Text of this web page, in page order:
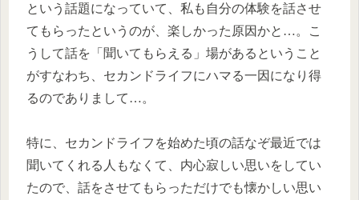
という話題になっていて、私も自分の体験を話させ
てもらったというのが、楽しかった原因かと…。こ
うして話を「聞いてもらえる」場があるということ
がすなわち、セカンドライフにハマる一因になり得
るのでありまして…。
特に、セカンドライフを始めた頃の話なぞ最近では
聞いてくれる人もなくて、内心寂しい思いをしてい
たので、話をさせてもらっただけでも懐かしい思い